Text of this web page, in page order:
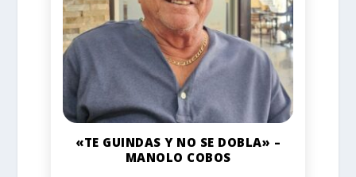
«TE GUINDAS Y NO SE DOBLA» –
MANOLO COBOS